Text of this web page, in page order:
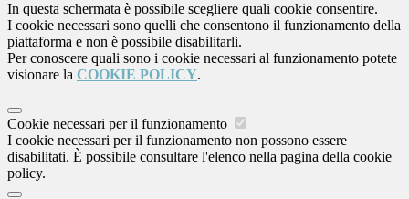
In questa schermata è possibile scegliere quali cookie consentire.
I cookie necessari sono quelli che consentono il funzionamento della
piattaforma e non è possibile disabilitarli.
Per conoscere quali sono i cookie necessari al funzionamento potete
visionare la COOKIE POLICY.
Cookie necessari per il funzionamento
I cookie necessari per il funzionamento non possono essere
disabilitati. È possibile consultare l'elenco nella pagina della cookie
policy.